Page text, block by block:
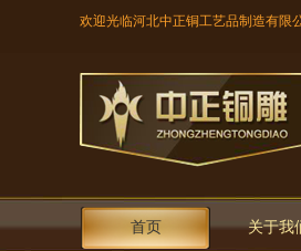
欢迎光临河北中正铜工艺品制造有限
首页 关于我